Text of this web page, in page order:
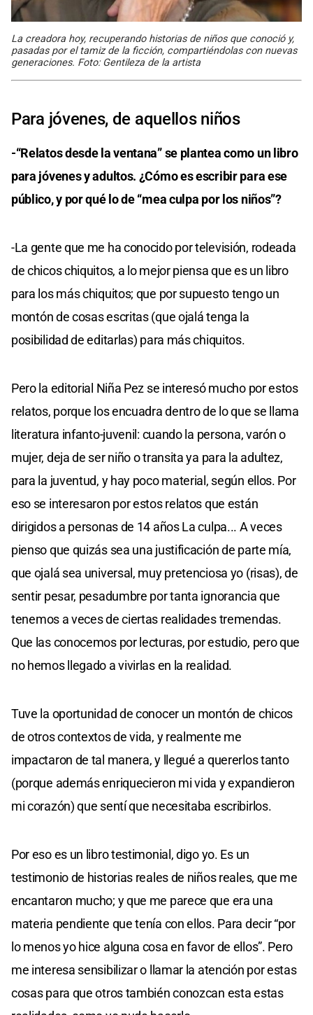
La creadora hoy, recuperando historias de niños que conoció y,
pasadas por el tamiz de la ficción, compartiéndolas con nuevas
generaciones. Foto: Gentileza de la artista
Para jóvenes, de aquellos niños
-“Relatos desde la ventana” se plantea como un libro
para jóvenes y adultos. ¿Cómo es escribir para ese
público, y por qué lo de “mea culpa por los niños”?
-La gente que me ha conocido por televisión, rodeada
de chicos chiquitos, a lo mejor piensa que es un libro
para los más chiquitos; que por supuesto tengo un
montón de cosas escritas (que ojalá tenga la
posibilidad de editarlas) para más chiquitos.
Pero la editorial Niña Pez se interesó mucho por estos
relatos, porque los encuadra dentro de lo que se llama
literatura infanto-juvenil: cuando la persona, varón o
mujer, deja de ser niño o transita ya para la adultez,
para la juventud, y hay poco material, según ellos. Por
eso se interesaron por estos relatos que están
dirigidos a personas de 14 años La culpa... A veces
pienso que quizás sea una justificación de parte mía,
que ojalá sea universal, muy pretenciosa yo (risas), de
sentir pesar, pesadumbre por tanta ignorancia que
tenemos a veces de ciertas realidades tremendas.
Que las conocemos por lecturas, por estudio, pero que
no hemos llegado a vivirlas en la realidad.
Tuve la oportunidad de conocer un montón de chicos
de otros contextos de vida, y realmente me
impactaron de tal manera, y llegué a quererlos tanto
(porque además enriquecieron mi vida y expandieron
mi corazón) que sentí que necesitaba escribirlos.
Por eso es un libro testimonial, digo yo. Es un
testimonio de historias reales de niños reales, que me
encantaron mucho; y que me parece que era una
materia pendiente que tenía con ellos. Para decir “por
lo menos yo hice alguna cosa en favor de ellos”. Pero
me interesa sensibilizar o llamar la atención por estas
cosas para que otros también conozcan esta estas